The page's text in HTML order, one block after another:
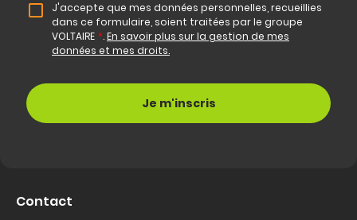
J'accepte que mes données personnelles, recueillies
dans ce formulaire, soient traitées par le groupe
VOLTAIRE *.En savoir plus sur la gestion de mes
données et mes droits.
Contact